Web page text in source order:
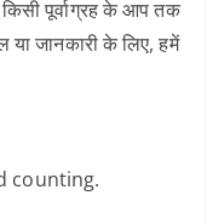
पूर्वाग्रह के आप तक
या जानकारी के लिए, हमें
counting.